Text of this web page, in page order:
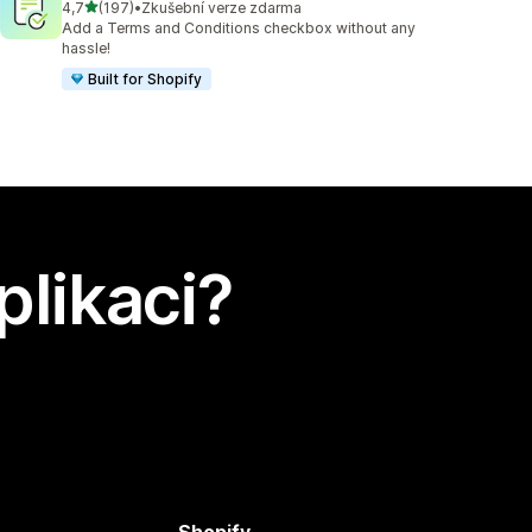
4,7z 5 hvězd
(197)
Celkový počet recenzí: 197
•Zkušební verze zdarma
Add a Terms and Conditions checkbox without any
hassle!
Built for Shopify